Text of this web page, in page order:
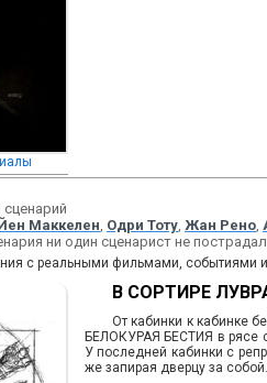
Маккелен, Одри Тоту, Жан Рено,
ни один сценарист не
с реальными фильмами, событиями
В СОРТИРЕ
От кабинки к кабинке
БЕЛОКУРАЯ БЕСТИЯ в рясе с
У последней кабинки с
же запирая дверцу за собой.